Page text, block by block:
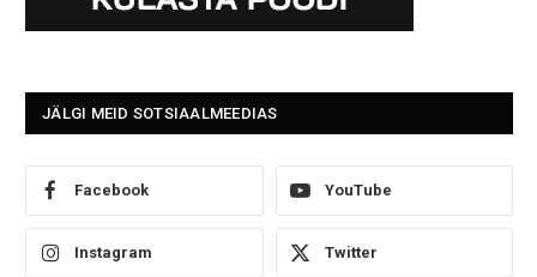
JÄLGI MEID SOTSIAALMEEDIAS
Facebook YouTube
Instagram Twitter